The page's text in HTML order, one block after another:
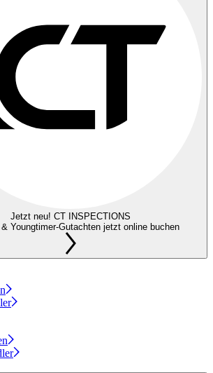
Jetzt neu! CT INSPECTIONS
Youngtimer-Gutachten jetzt online buchen